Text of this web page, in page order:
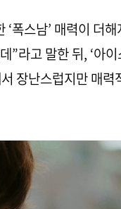
폭스남’ 매력이 더
”라고 말한 뒤, ‘아
장난스럽지만 매력